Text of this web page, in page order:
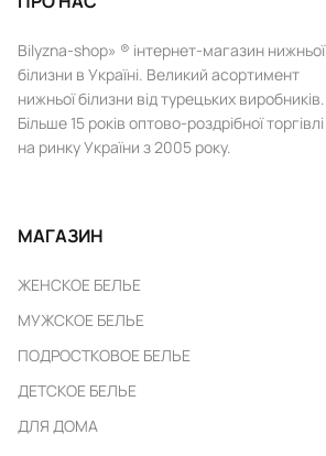
Bilyzna-shop» ® інтернет-магазин нижньої
білизни в Україні. Великий асортимент
нижньої білизни від турецьких виробників.
Більше 15 років оптово-роздрібної торгівлі
на ринку України з 2005 року.
МАГАЗИН
ЖЕНСКОЕ БЕЛЬЕ
МУЖСКОЕ БЕЛЬЕ
ПОДРОСТКОВОЕ БЕЛЬЕ
ДЕТСКОЕ БЕЛЬЕ
ДЛЯ ДОМА